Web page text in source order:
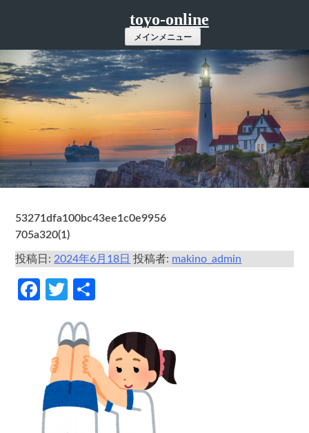
ツ
へ
ス
キ
ッ
プ
toyo-online
メインメニュー
53271dfa100bc43ee1c0e9956
705a320(1)
投稿日: 2024年6月18日 投稿者: makino_admin
Facebook
Twitter